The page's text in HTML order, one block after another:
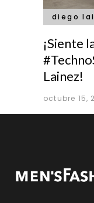
diego
¡Siente
Lainez!
octubre 15,